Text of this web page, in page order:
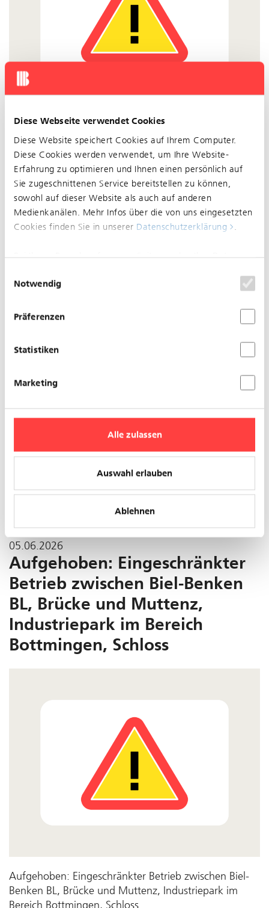
Diese Webseite verwendet Cookies
Diese Website speichert Cookies auf Ihrem Computer.
Diese Cookies werden verwendet, um Ihre Website-
Erfahrung zu optimieren und Ihnen einen persönlich auf
Sie zugeschnittenen Service bereitstellen zu können,
sowohl auf dieser Website als auch auf anderen
Medienkanälen. Mehr Infos über die von uns eingesetzten
Cookies finden Sie in unserer Datenschutzerklärung
optimal zu entsprechen, wird nur ein einzelnes Cookie
treffen müssen.
Notwendig
Präferenzen
Statistiken
Marketing
Alle zulassen
Auswahl erlauben
Ablehnen
Felix Platter-Spital
Linie 3
Grund: Bauarbeiten
05.06.2026
05.06.2026
Aufgehoben: Eingeschränkter
Betrieb zwischen Biel-Benken
BL, Brücke und Muttenz,
Industriepark im Bereich
Bottmingen, Schloss
Aufgehoben: Eingeschränkter Betrieb zwischen Biel-
Benken BL, Brücke und Muttenz, Industriepark im
Bereich Bottmingen, Schloss